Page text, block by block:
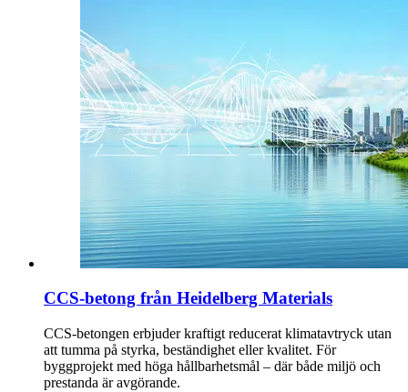
CCS-betong från Heidelberg Materials
CCS-betongen erbjuder kraftigt reducerat klimatavtryck utan
att tumma på styrka, beständighet eller kvalitet. För
byggprojekt med höga hållbarhetsmål – där både miljö och
prestanda är avgörande.